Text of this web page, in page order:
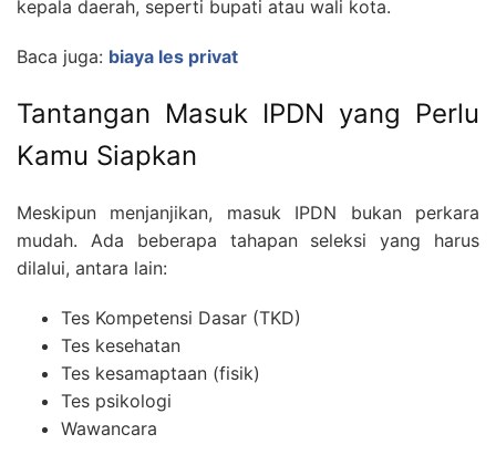
Blog
SEARCH
kepala daerah, seperti bupati atau wali kota.
Baca juga: biaya les privat
Tantangan Masuk IPDN yang Perlu
Kamu Siapkan
Meskipun menjanjikan, masuk IPDN bukan perkara
mudah. Ada beberapa tahapan seleksi yang harus
dilalui, antara lain:
Tes Kompetensi Dasar (TKD)
Tes kesehatan
Tes kesamaptaan (fisik)
Tes psikologi
Wawancara